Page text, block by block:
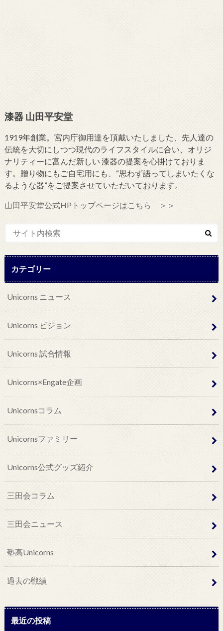
漆器 山田平安堂
1919年創業。宮内庁御用達を頂戴いたしました、先人達の
伝統を大切にしつつ現代のライフスタイルに合い、オリジ
ナリティーに富んだ新しい 漆器の提案を心掛けておりま
す。贈り物にもご自宅用にも、“思わず語ってしまいたくな
るような器”をご提案させていただいております。
山田平安堂公式HPトップページはこちら ＞＞
カテゴリー
Unicorns ニュース
Unicorns ビジョン
Unicorns 試合情報
Unicorns×Engate企画
Unicornsコラム
Unicornsファミリー
Unicorns公式グッズ紹介
三田会コラム
三田会ニュース
塾高Unicorns
過去の戦績
最近の投稿